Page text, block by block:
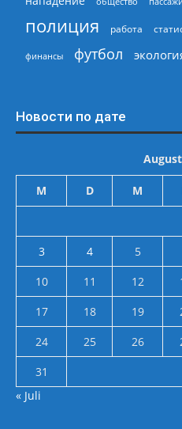
полиция работа
финансы футбол
Новости по дате
M D M
3
4 5
10
11 12
17
18 19
24
25 26
31
« Juli